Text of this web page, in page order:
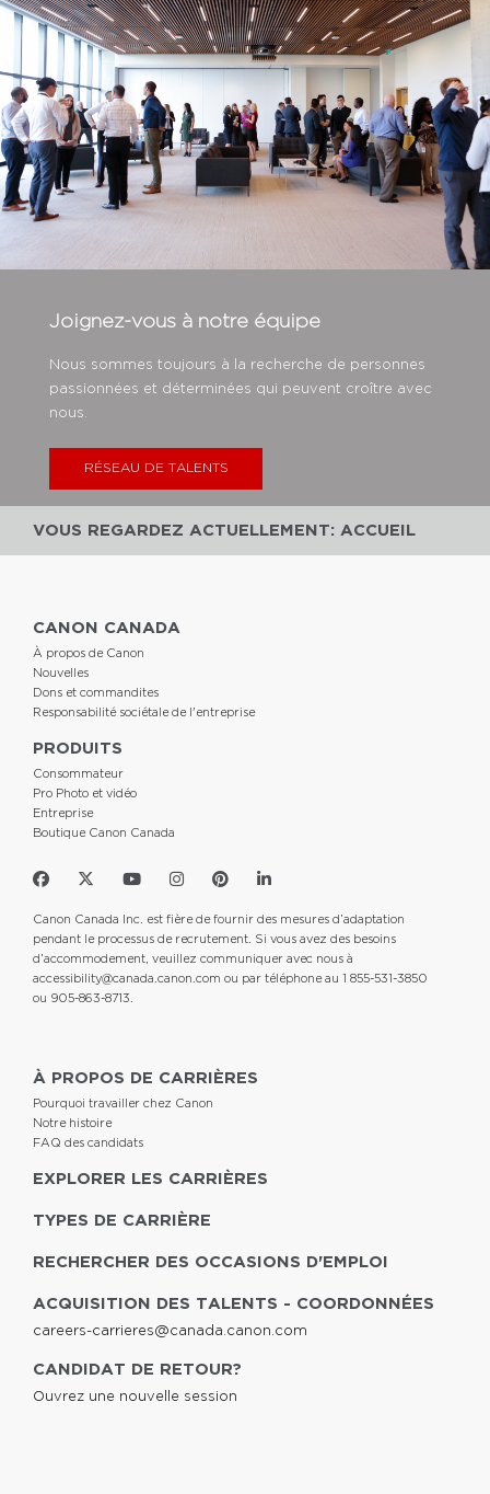
Joignez-vous à notre équipe
Nous sommes toujours à la recherche de personnes
passionnées et déterminées qui peuvent croître avec
nous.
RÉSEAU DE TALENTS
VOUS REGARDEZ ACTUELLEMENT: ACCUEIL
CANON CANADA
À propos de Canon
Nouvelles
Dons et commandites
Responsabilité sociétale de l'entreprise
PRODUITS
Consommateur
Pro Photo et vidéo
Entreprise
Boutique Canon Canada
Canon Canada Inc. est fière de fournir des mesures d’adaptation
pendant le processus de recrutement. Si vous avez des besoins
d’accommodement, veuillez communiquer avec nous à
accessibility@canada.canon.com ou par téléphone au 1 855-531-3850
ou 905-863-8713.
À PROPOS DE CARRIÈRES
Pourquoi travailler chez Canon
Notre histoire
FAQ des candidats
EXPLORER LES CARRIÈRES
TYPES DE CARRIÈRE
RECHERCHER DES OCCASIONS D'EMPLOI
ACQUISITION DES TALENTS - COORDONNÉES
careers-carrieres@canada.canon.com
CANDIDAT DE RETOUR?
Ouvrez une nouvelle session